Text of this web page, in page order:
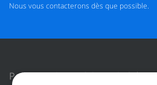
Nous vous contacterons dès que possible.
Politique de confidentialité